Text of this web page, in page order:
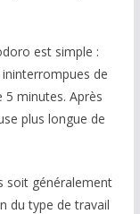
est simple :
de
5 minutes. Après
plus longue de
soit généralement
du type de travail